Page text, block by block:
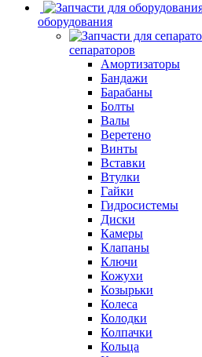
оборудования
сепараторов
Амортизаторы
Бандажи
Барабаны
Болты
Валы
Веретено
Винты
Вставки
Втулки
Гайки
Гидросистемы
Диски
Камеры
Клапаны
Ключи
Кожухи
Козырьки
Колеса
Колодки
Колпачки
Кольца